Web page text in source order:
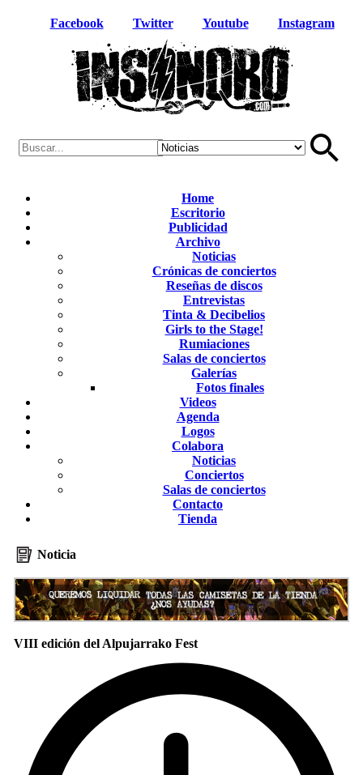
Facebook Twitter Youtube Instagram
Home
Escritorio
Publicidad
Archivo
Noticias
Crónicas de conciertos
Reseñas de discos
Entrevistas
Tinta & Decibelios
Girls to the Stage!
Rumiaciones
Salas de conciertos
Galerías
Fotos finales
Videos
Agenda
Logos
Colabora
Noticias
Conciertos
Salas de conciertos
Contacto
Tienda
Noticia
VIII edición del Alpujarrako Fest